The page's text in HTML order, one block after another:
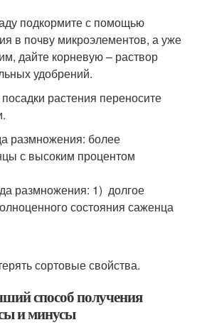
подкормите с помощью
в почву микроэлементов, а уже
дайте корневую – раствор
удобрений.
растения переносите
размножения: более
с высоким процентом
размножения: 1) долгое
состояния саженца
сортовые свойства.
способ получения
и минусы